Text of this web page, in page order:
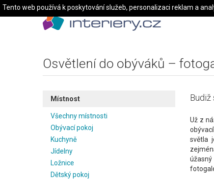
Osvětlení do obýváků –
Místnost
Všechny místnosti
Obývací pokoj
Kuchyně
Jídelny
Ložnice
Dětský pokoj
Budiž
Už z
světla
Tento web používá k poskytování služeb, personalizaci reklam a